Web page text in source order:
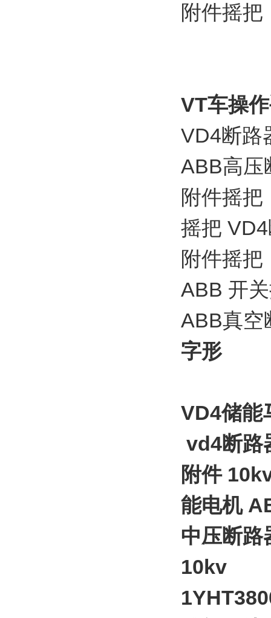
附件摇把
VT车操
VD4断
ABB高压
附件摇把
摇把
附件摇把
ABB 开
ABB真
字形
VD4储能
vd4断路
附件
能电机
中压断
10kv